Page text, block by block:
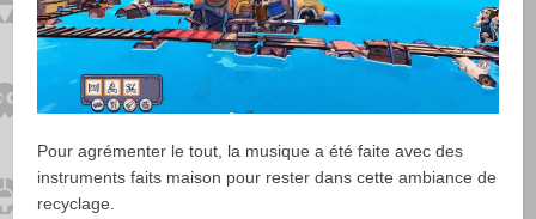
Pour agrémenter le tout, la musique a été faite avec des
instruments faits maison pour rester dans cette ambiance de
recyclage.